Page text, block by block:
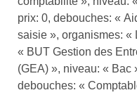
prix: 0, debouches: «
saisie », organismes: «
« BUT Gestion des
(GEA) », niveau: « Bac
debouches: «